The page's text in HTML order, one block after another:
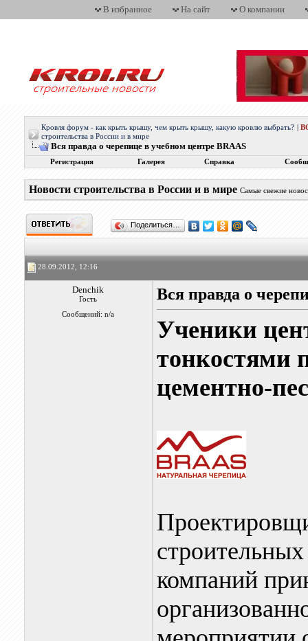
В избранное На сайт О компании
Кровля форум - как крыть крышу, чем крыть крышу, какую кровлю выбрать?
строительства в России и в мире
Вся правда о черепице в учебном центре BRAAS
Регистрация Галерея Справка
Новости строительства в России и в мире Самые свежие
Поделиться…
28.09.2012, 12:16
Denchik
Гость
Сообщений: n/a
Вся правда о
Ученики
тонкостями
цементно-
компаний